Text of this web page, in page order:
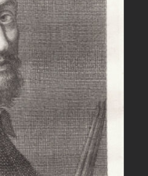
/ DETTAGLI